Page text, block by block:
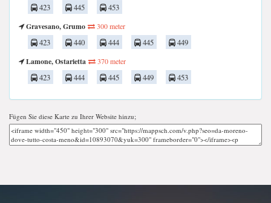
423 445
453
Gravesano, Grumo
300 meter
423 440 444 445
449
Lamone, Ostarietta
370 meter
423 444 445 449 453
Fügen Sie diese Karte zu Ihrer Website hinzu;